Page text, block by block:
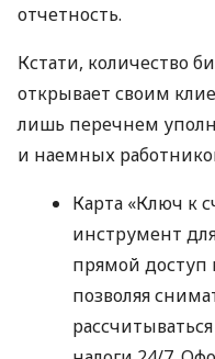
отчетность.
Кстати, количество
открывает своим
лишь перечнем
и наемных
Карта «Ключ к
инструмент
прямой доступ
позволяя